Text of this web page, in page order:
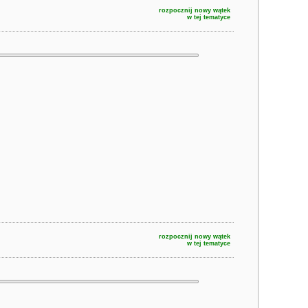
rozpocznij nowy wątek
w tej tematyce
rozpocznij nowy wątek
w tej tematyce